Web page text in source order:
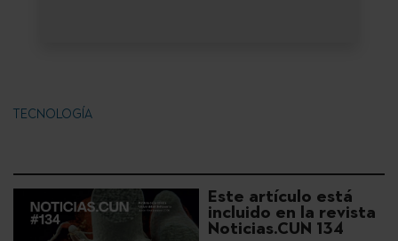
TECNOLOGÍA
Este artículo está
incluido en la revista
Noticias.CUN 134